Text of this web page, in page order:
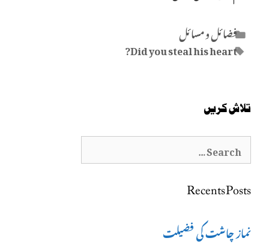
Categories
فضائل و مسائل
Tags
Did you steal his heart?
تلاش کریں
Search
Recents Posts
نماز چاشت کی فضیلت